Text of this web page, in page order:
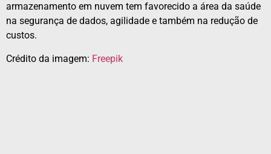
armazenamento em nuvem tem favorecido a área da saúde
na segurança de dados, agilidade e também na redução de
custos.
Crédito da imagem: Freepik